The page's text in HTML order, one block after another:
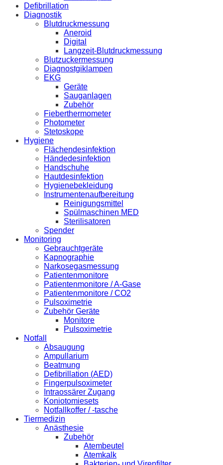
Defibrillation
Diagnostik
Blutdruckmessung
Aneroid
Digital
Langzeit-Blutdruckmessung
Blutzuckermessung
Diagnostgiklampen
EKG
Geräte
Sauganlagen
Zubehör
Fieberthermometer
Photometer
Stetoskope
Hygiene
Flächendesinfektion
Händedesinfektion
Handschuhe
Hautdesinfektion
Hygienebekleidung
Instrumentenaufbereitung
Reinigungsmittel
Spülmaschinen MED
Sterilisatoren
Spender
Monitoring
Gebrauchtgeräte
Kapnographie
Narkosegasmessung
Patientenmonitore
Patientenmonitore / A-Gase
Patientenmonitore / CO2
Pulsoximetrie
Zubehör Geräte
Monitore
Pulsoximetrie
Notfall
Absaugung
Ampullarium
Beatmung
Defibrillation (AED)
Fingerpulsoximeter
Intraossärer Zugang
Koniotomiesets
Notfallkoffer / -tasche
Tiermedizin
Anästhesie
Zubehör
Atembeutel
Atemkalk